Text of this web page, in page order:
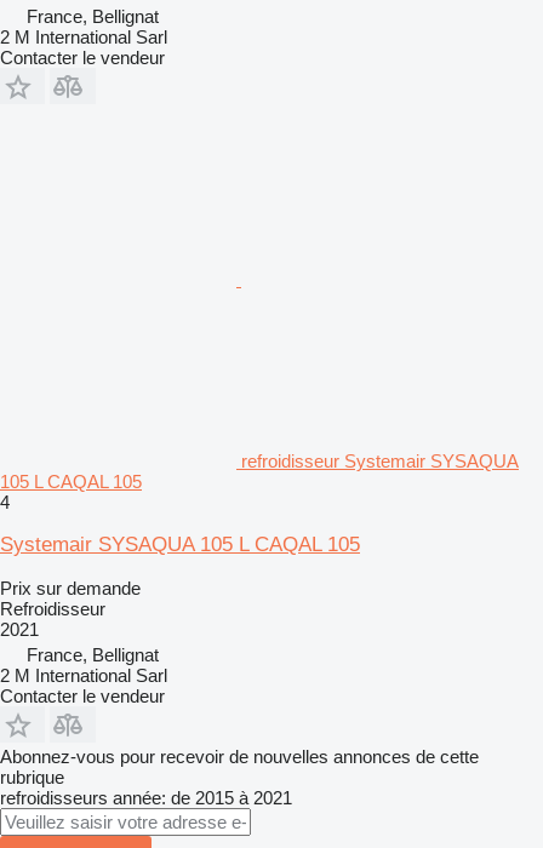
France, Bellignat
2 M International Sarl
Contacter le vendeur
refroidisseur Systemair SYSAQUA
105 L CAQAL 105
4
Systemair SYSAQUA 105 L CAQAL 105
Prix sur demande
Refroidisseur
2021
France, Bellignat
2 M International Sarl
Contacter le vendeur
Abonnez-vous pour recevoir de nouvelles annonces de cette
rubrique
refroidisseurs année: de 2015 à 2021